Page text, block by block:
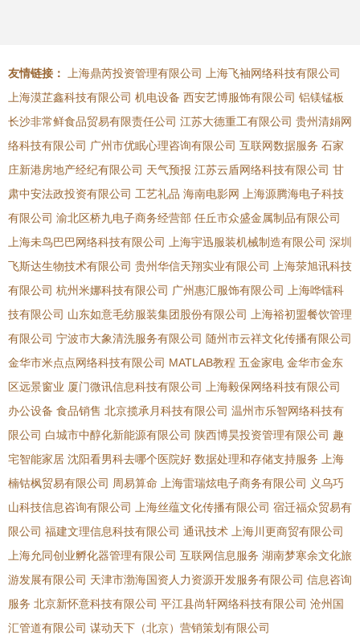
友情链接： 上海鼎芮投资管理有限公司
上海飞袖网络科技有限公司
上海漠芷鑫科技有限公司 机电设备 西安艺博服饰有限公司 铝镁锰板
长沙非常鲜食品贸易有限责任公司 江苏大德重工有限公司 贵州清娟网
络科技有限公司 广州市优眠心理咨询有限公司 互联网数据服务 石家
庄新港房地产经纪有限公司 天气预报 江苏云盾网络科技有限公司 甘
肃中安法政投资有限公司 工艺礼品 海南电影网
上海源腾海电子科技
有限公司 渝北区桥九电子商务经营部 任丘市众盛金属制品有限公司
上海未鸟巴巴网络科技有限公司
上海宇迅服装机械制造有限公司 深圳
飞斯达生物技术有限公司 贵州华信天翔实业有限公司
上海荥旭讯科技
有限公司 杭州米娜科技有限公司 广州惠汇服饰有限公司
上海哗镭科
技有限公司 山东如意毛纺服装集团股份有限公司
上海裕初盟餐饮管理
有限公司 宁波市大象清洗服务有限公司 随州市云祥文化传播有限公司
金华市米点点网络科技有限公司 MATLAB教程 五金家电 金华市金东
区远景窗业 厦门微讯信息科技有限公司
上海毅保网络科技有限公司
办公设备 食品销售 北京揽承月科技有限公司 温州市乐智网络科技有
限公司 白城市中醇化新能源有限公司 陕西博昊投资管理有限公司 趣
宅智能家居 沈阳看男科去哪个医院好 数据处理和存储支持服务
上海
楠钴枫贸易有限公司 周易算命 上海雷瑞炫电子商务有限公司
义乌巧
山科技信息咨询有限公司
上海丝蕴文化传播有限公司 宿迁福众贸易有
限公司 福建文理信息科技有限公司 通讯技术
上海川更商贸有限公司
上海允同创业孵化器管理有限公司 互联网信息服务 湖南梦寒余文化旅
游发展有限公司 天津市渤海国资人力资源开发服务有限公司 信息咨询
服务 北京新怀意科技有限公司 平江县尚轩网络科技有限公司 沧州国
汇管道有限公司 谋动天下（北京）营销策划有限公司